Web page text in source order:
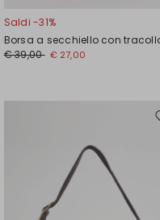
Saldi -31%
Borsa a secchiello con
€ 39,00 € 27,00